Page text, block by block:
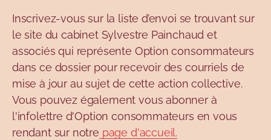
Inscrivez-vous sur la liste d’envoi se trouvant sur
le site du cabinet Sylvestre Painchaud et
associés qui représente Option consommateurs
dans ce dossier pour recevoir des courriels de
mise à jour au sujet de cette action collective.
Vous pouvez également vous abonner à
l'infolettre d'Option consommateurs en vous
rendant sur notre page d'accueil.